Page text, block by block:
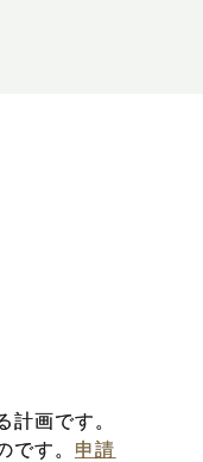
画です。
です。 申請